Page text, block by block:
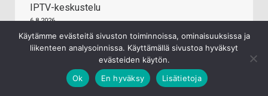
IPTV-keskustelu
6.8.2026
Valta Kuuluu Kansalle (VKK)
Käytämme evästeitä sivuston toiminnoissa, ominaisuuksissa ja
liikenteen analysoinnissa. Käyttämällä sivustoa hyväksyt
evästeiden käytön.
Ok
En hyväksy Lisätietoja